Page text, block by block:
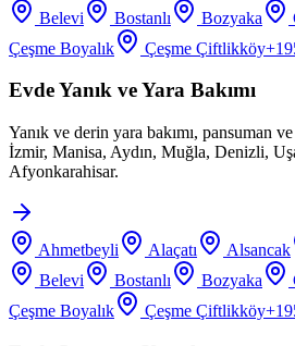
Belevi Bostanlı Bozyaka
Çeşme Boyalık
Çeşme Çiftlikköy+
Evde Yanık ve Yara Bakımı
Yanık ve derin yara bakımı, pansuman
İzmir, Manisa, Aydın, Muğla, Denizli,
Afyonkarahisar.
Ahmetbeyli Alaçatı Alsancak
Belevi
Bostanlı Bozyaka
Çeşme Boyalık
Çeşme Çiftlikköy+